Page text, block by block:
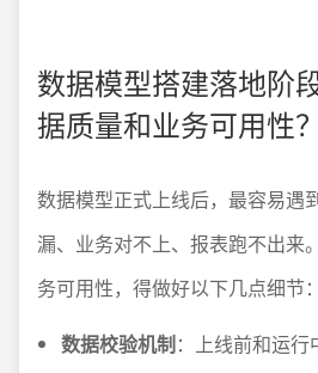
数据模型搭建落地阶
据质量和业务可用性？
数据模型正式上线后，最容易遇
漏、业务对不上、报表跑不出来
务可用性，得做好以下几点细节：
数据校验机制：上线前和运